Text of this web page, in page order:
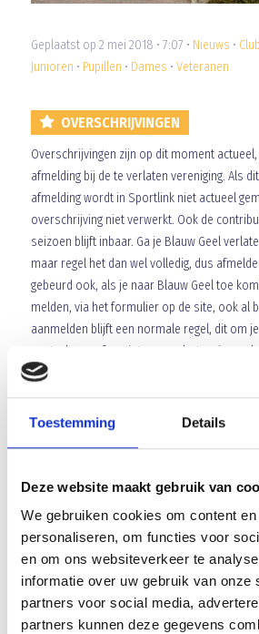
Toestemming Details
Deze website maakt gebruik van
We gebruiken cookies om content
personaliseren, om functies voor
en om ons websiteverkeer te
informatie over uw gebruik van onze
partners voor social media,
partners kunnen deze gegevens
Geplaatst op 2 mei 2018 • 7:07 • Nieuws •
Junioren • Pupillen • Dames • Veteranen
OVERSCHRIJVINGEN
Overschrijvingen zijn op dit moment
afmelding bij de te verlaten vereniging. Als
afmelding wordt in Sportlink niet actueel
overschrijving niet verwerkt. Ook de
seizoen blijft inbaar. Ga je Blauw Geel
maar regel het dan wel volledig, dus
gebeurd ook, als je naar Blauw Geel toe
melden, via het formulier op de site, ook al
aanmelden blijft een normale regel, dit om
controleren of er niets verandert na je
bovenstaande op tijd, gezien de
contributie.
5467 KK Veghel
Array
TwitterFacebookWhatsApp
BEN EVERS PENALTY BOKAAL 2018